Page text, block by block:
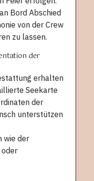
Bord Abschied
von der Crew
zu lassen.
der
erhalten
Seekarte
der
unterstützen
wie der